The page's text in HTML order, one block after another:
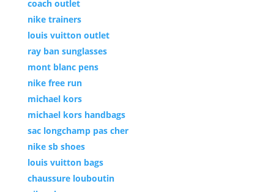
coach outlet
nike trainers
louis vuitton outlet
ray ban sunglasses
mont blanc pens
nike free run
michael kors
michael kors handbags
sac longchamp pas cher
nike sb shoes
louis vuitton bags
chaussure louboutin